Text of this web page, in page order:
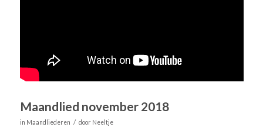
Maandlied november 2018
in Maandliederen / door Neeltje